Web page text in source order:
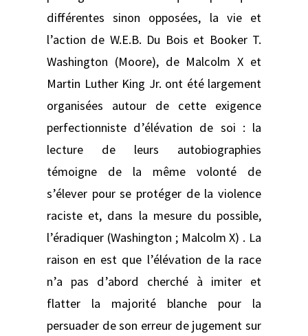
différentes sinon opposées, la vie et
l’action de W.E.B. Du Bois et Booker T.
Washington (Moore), de Malcolm X et
Martin Luther King Jr. ont été largement
organisées autour de cette exigence
perfectionniste d’élévation de soi : la
lecture de leurs autobiographies
témoigne de la même volonté de
s’élever pour se protéger de la violence
raciste et, dans la mesure du possible,
l’éradiquer (Washington ; Malcolm X) . La
raison en est que l’élévation de la race
n’a pas d’abord cherché à imiter et
flatter la majorité blanche pour la
persuader de son erreur de jugement sur